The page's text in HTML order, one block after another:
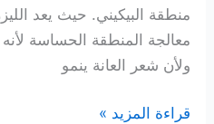
منطقة البيكيني. حيث يعد
معالجة المنطقة الحساسة
ولأن شعر العانة ينمو
كم
قراءة المزيد »